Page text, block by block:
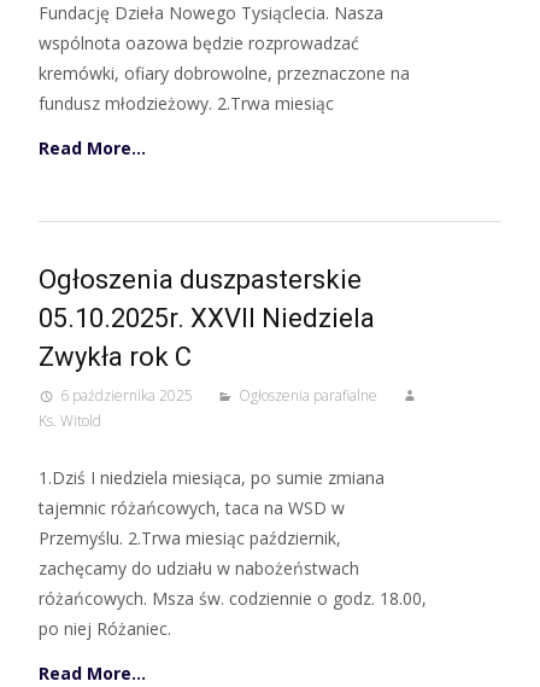
Fundację Dzieła Nowego Tysiąclecia. Nasza
wspólnota oazowa będzie rozprowadzać
kremówki, ofiary dobrowolne, przeznaczone na
fundusz młodzieżowy. 2.Trwa miesiąc
Read More…
Ogłoszenia duszpasterskie
05.10.2025r. XXVII Niedziela
Zwykła rok C
6 października 2025
Ogłoszenia parafialne
Ks. Witold
1.Dziś I niedziela miesiąca, po sumie zmiana
tajemnic różańcowych, taca na WSD w
Przemyślu. 2.Trwa miesiąc październik,
zachęcamy do udziału w nabożeństwach
różańcowych. Msza św. codziennie o godz. 18.00,
po niej Różaniec.
Read More…